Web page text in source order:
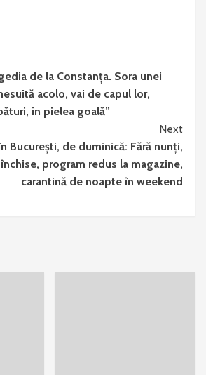
de la Constanța. Sora unei
acolo, vai de capul lor,
în pielea goală”
Next
București, de duminică: Fără nunți,
program redus la magazine,
carantină de noapte în weekend